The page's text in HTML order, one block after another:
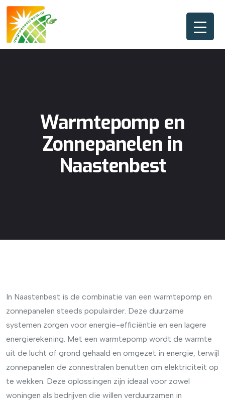
Warmtepomp en
Zonnepanelen in
Naastenbest
In Naastenbest is de combinatie van een warmtepomp en
zonnepanelen steeds populairder. Deze duurzame
systemen zorgen voor energie-efficiëntie en een lagere
energierekening. Met een warmtepomp wordt de warmte
uit de lucht of grond gehaald en omgezet in energie, terwijl
zonnepanelen de zonnestralen benutten om elektriciteit op
te wekken. Deze oplossingen zijn ideaal voor zowel
woningen als bedrijven die willen verduurzamen in